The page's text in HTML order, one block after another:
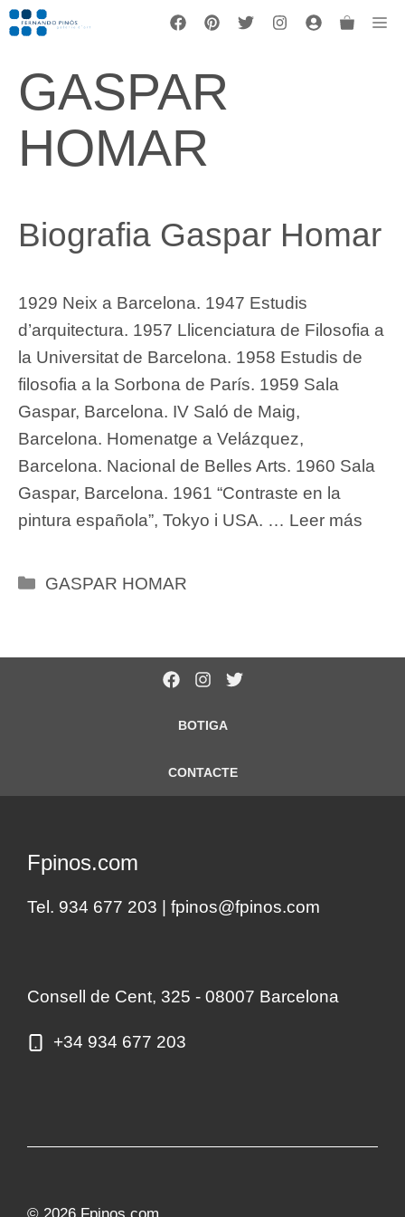
Vés
al
GASPAR
HOMAR
Biografia Gaspar Homar
1929 Neix a Barcelona. 1947 Estudis
d’arquitectura. 1957 Llicenciatura de Filosofia a
la Universitat de Barcelona. 1958 Estudis de
filosofia a la Sorbona de París. 1959 Sala
Gaspar, Barcelona. IV Saló de Maig,
Barcelona. Homenatge a Velázquez,
Barcelona. Nacional de Belles Arts. 1960 Sala
Gaspar, Barcelona. 1961 “Contraste en la
pintura española”, Tokyo i USA. … Leer más
Categories
GASPAR HOMAR
BOTIGA
CONTACTE
Fpinos.com
Tel. 934 677 203 | fpinos@fpinos.com
Consell de Cent, 325 - 08007 Barcelona
+34 934 677 203
© 2026 Fpinos.com